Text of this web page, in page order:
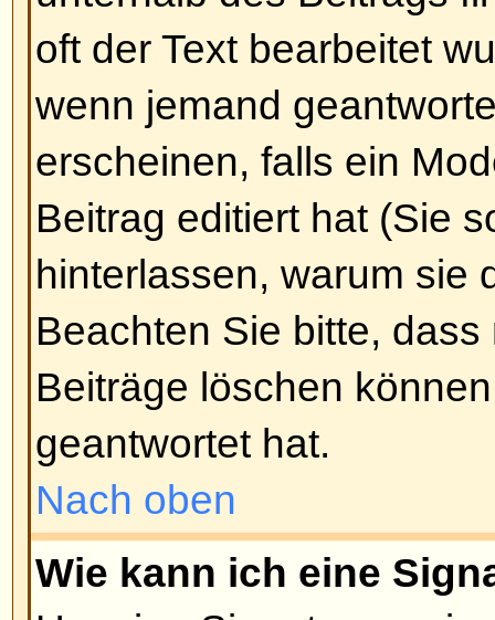
BBCode benutzen können, wird
festgelegt. Sie können es auch
deaktivieren. BBCode selbst ist
Tags sind von den Klammern [
bieten Ihnen große Kontrolle
etwas angezeigt wird. Für
BBCode sollten Sie die
Beitrag schreiben-Seite aus
Nach oben
Darf ich HTML benutzen?
Das hängt davon ab, ob es vom
wurde. Falls Sie es nicht
nur ein Klammer-Wirrwarr
, um Leute davon